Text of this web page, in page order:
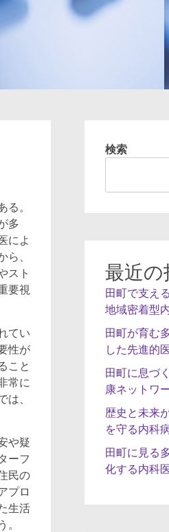
。
多
によ
、
スト
要視
てい
性が
こと
常に
、
や疑
ーフ
民の
プロ
生活
検索
最近の
田町で支え
地域密着型
田町が育む
した先進的
田町に息づ
康ネットワ
歴史と未来
を守る内科
田町に見る
化する内科